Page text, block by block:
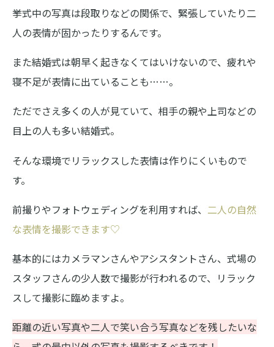
挙式中の写真は段取りなどの関係で、緊張していたり二
人の表情が固かったりするんです。
また結婚式は朝早く起きなくてはいけないので、疲れや
寝不足が表情に出ていることも……。
ただでさえ多くの人が見ていて、相手の親や上司などの
目上の人も多い結婚式。
そんな環境でリラックスした表情は作りにくいもので
す。
前撮りやフォトウェディングを利用すれば、 二人の自然
な表情を撮影できます♡
基本的にはカメラマンさんやアシスタントさん、式場の
スタッフさんの少人数で撮影が行われるので、リラック
スして撮影に臨めますよ。
距離の近い写真や二人で笑い合う写真などを残したいな